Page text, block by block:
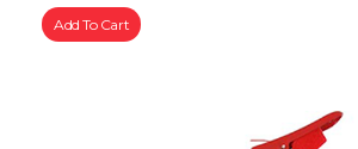
Add To Cart